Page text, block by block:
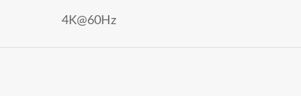
4K@60Hz